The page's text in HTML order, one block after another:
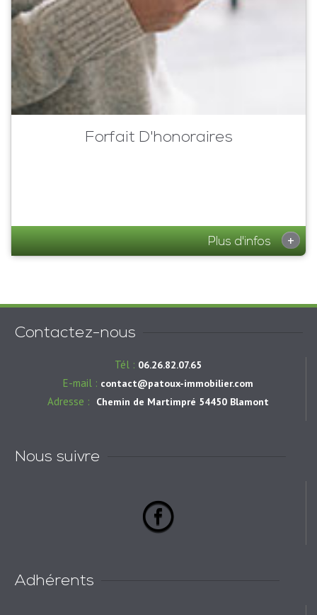
Forfait D'honoraires
Plus d'infos +
Contactez-nous
Tél : 06.26.82.07.65
E-mail : contact@patoux-immobilier.com
Adresse : Chemin de Martimpré 54450 Blamont
Nous suivre
Adhérents